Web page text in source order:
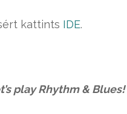
kattints IDE.
play Rhythm & Blues!